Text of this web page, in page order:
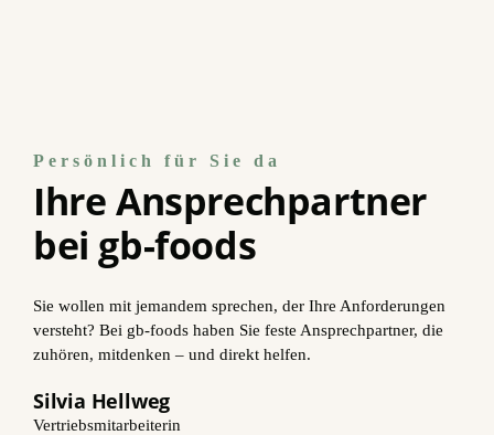
Persönlich für Sie da
Ihre Ansprechpartner
bei gb-foods
Sie wollen mit jemandem sprechen, der Ihre Anforderungen
versteht? Bei gb-foods haben Sie feste Ansprechpartner, die
zuhören, mitdenken – und direkt helfen.
Silvia Hellweg
Vertriebsmitarbeiterin